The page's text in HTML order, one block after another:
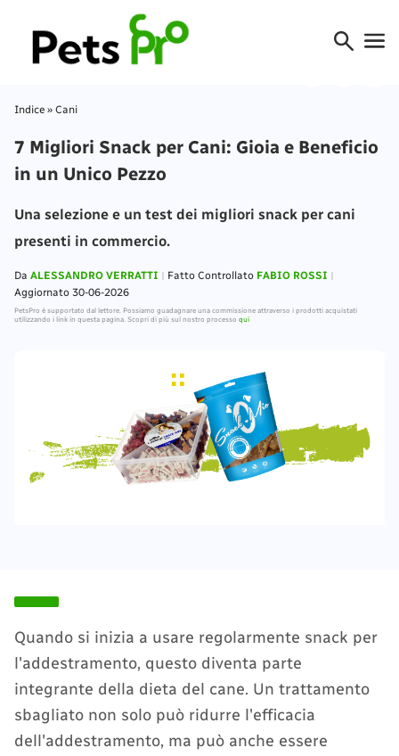
Indice » Cani
7 Migliori Snack per Cani: Gioia e Beneficio
in un Unico Pezzo
Una selezione e un test dei migliori snack per cani
presenti in commercio.
Da ALESSANDRO VERRATTI Fatto Controllato FABIO ROSSI
Aggiornato 30-06-2026
PetsPro è supportato dal lettore. Possiamo guadagnare una commissione attraverso i prodotti acquistati
utilizzando i link in questa pagina. Scopri di più sul nostro processo qui
Quando si inizia a usare regolarmente snack per
l'addestramento, questo diventa parte
integrante della dieta del cane. Un trattamento
sbagliato non solo può ridurre l'efficacia
dell'addestramento, ma può anche essere